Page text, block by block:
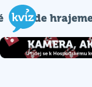
Kde